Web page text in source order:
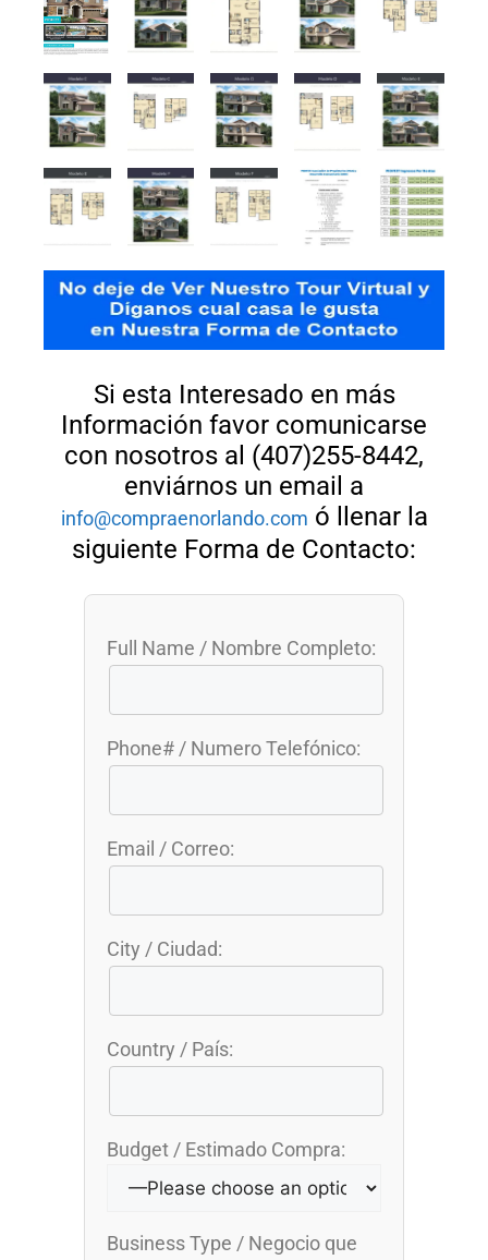
Si esta Interesado en más
Información favor comunicarse
con nosotros al (407)255-8442,
enviárnos un email a
info@compraenorlando.com ó llenar la
siguiente Forma de Contacto:
Full Name / Nombre Completo:
Phone# / Numero Telefónico:
Email / Correo:
City / Ciudad:
Country / País:
Budget / Estimado Compra:
Business Type / Negocio que